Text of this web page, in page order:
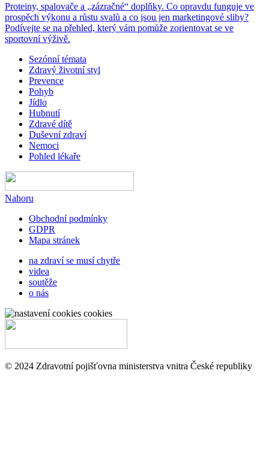
Proteiny, spalovače a „zázračné“ doplňky. Co opravdu funguje ve
prospěch výkonu a růstu svalů a co jsou jen marketingové sliby?
Podívejte se na přehled, který vám pomůže zorientovat se ve
sportovní výživě.
Sezónní témata
Zdravý životní styl
Prevence
Pohyb
Jídlo
Hubnutí
Zdravé dítě
Duševní zdraví
Nemoci
Pohled lékaře
Nahoru
Obchodní podmínky
GDPR
Mapa stránek
na zdraví se musí chytře
videa
soutěže
o nás
cookies
© 2024 Zdravotní pojišťovna ministerstva vnitra České republiky